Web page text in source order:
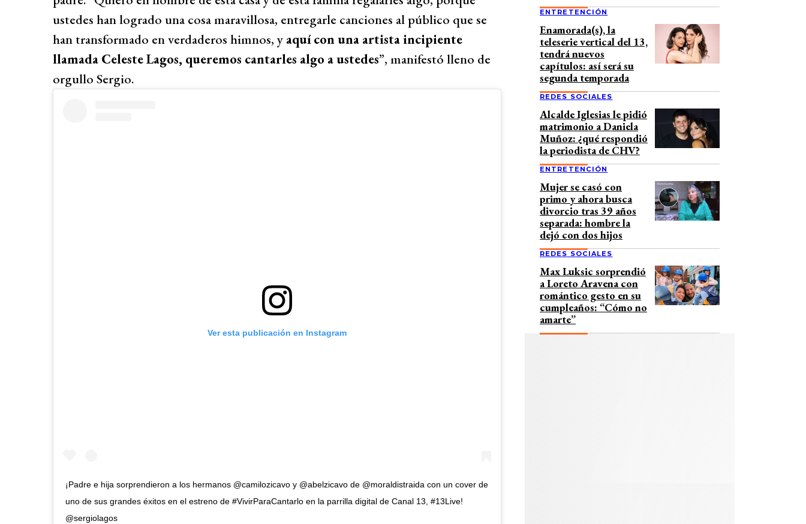
ustedes han logrado una cosa maravillosa, entregarle canciones al público que se
han transformado en verdaderos himnos, y aquí con una artista incipiente
llamada Celeste Lagos, queremos cantarles algo a ustedes”, manifestó lleno de
orgullo Sergio.
Ver esta publicación en Instagram
¡Padre e hija sorprendieron a los hermanos @camilozicavo y @abelzicavo de @moraldistraida con un cover de
uno de sus grandes éxitos en el estreno de #VivirParaCantarlo en la parrilla digital de Canal 13, #13Live!
@sergiolagos
ENTRETENCIÓN
Enamorada(s), la
teleserie vertical del 13,
tendrá nuevos
capítulos: así será su
segunda temporada
REDES SOCIALES
Alcalde Iglesias le pidió
matrimonio a Daniela
Muñoz: ¿qué respondió
la periodista de CHV?
ENTRETENCIÓN
Mujer se casó con
primo y ahora busca
divorcio tras 39 años
separada: hombre la
dejó con dos hijos
REDES SOCIALES
Max Luksic sorprendió
a Loreto Aravena con
romántico gesto en su
cumpleaños: “Cómo no
amarte”